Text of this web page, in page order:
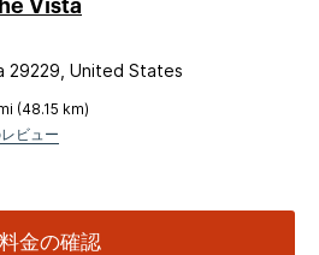
Vista
29229, United States
(48.15 km)
ビュー
料金の確認